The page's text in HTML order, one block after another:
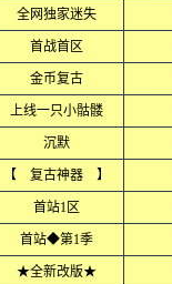
全网独家迷失
首战首区
金币复古
上线一只小骷髅
沉默
【 复古神器 】
首站1区
首站◆第1季
★全新改版★